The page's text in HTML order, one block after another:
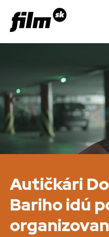
Autičkári
Bariho idú